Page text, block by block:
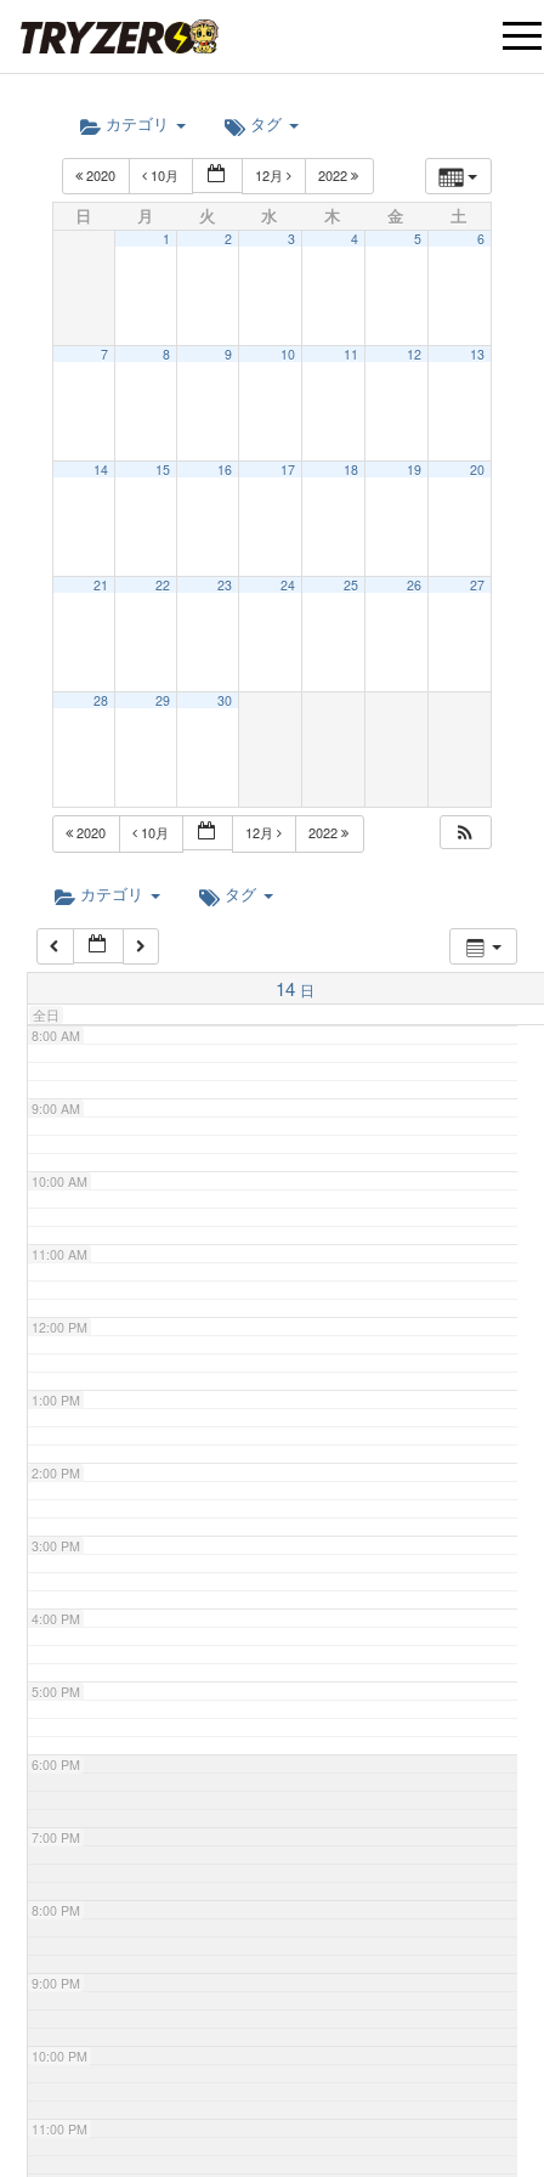
t
i
カテゴリ タグ
2020 10月 12月 2022
日 月 火 水 木 金 土
1 2 3 4 5 6
7 8 9 10 11 12 13
14 15 16 17 18 19 20
21 22 23 24 25 26 27
28 29 30
2020 10月 12月 2022
カテゴリ タグ
14 日
全日
5:00 AM
6:00 AM
7:00 AM
8:00 AM
9:00 AM
10:00 AM
11:00 AM
12:00 PM
1:00 PM
2:00 PM
3:00 PM
4:00 PM
5:00 PM
6:00 PM
7:00 PM
8:00 PM
9:00 PM
10:00 PM
11:00 PM